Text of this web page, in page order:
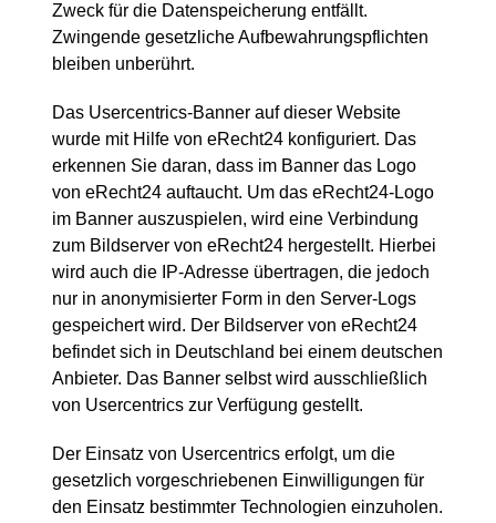
Zweck für die Datenspeicherung entfällt.
Zwingende gesetzliche Aufbewahrungspflichten
bleiben unberührt.
Das Usercentrics-Banner auf dieser Website
wurde mit Hilfe von eRecht24 konfiguriert. Das
erkennen Sie daran, dass im Banner das Logo
von eRecht24 auftaucht. Um das eRecht24-Logo
im Banner auszuspielen, wird eine Verbindung
zum Bildserver von eRecht24 hergestellt. Hierbei
wird auch die IP-Adresse übertragen, die jedoch
nur in anonymisierter Form in den Server-Logs
gespeichert wird. Der Bildserver von eRecht24
befindet sich in Deutschland bei einem deutschen
Anbieter. Das Banner selbst wird ausschließlich
von Usercentrics zur Verfügung gestellt.
Der Einsatz von Usercentrics erfolgt, um die
gesetzlich vorgeschriebenen Einwilligungen für
den Einsatz bestimmter Technologien einzuholen.